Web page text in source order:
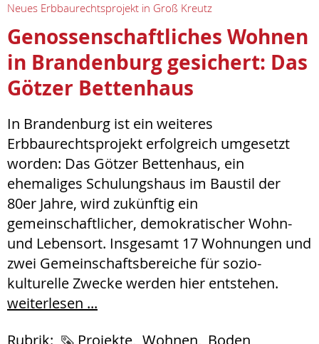
Neues Erbbaurechtsprojekt in Groß Kreutz
Genossenschaftliches Wohnen
in Brandenburg gesichert: Das
Götzer Bettenhaus
In Brandenburg ist ein weiteres
Erbbaurechtsprojekt erfolgreich umgesetzt
worden: Das Götzer Bettenhaus, ein
ehemaliges Schulungshaus im Baustil der
80er Jahre, wird zukünftig ein
gemeinschaftlicher, demokratischer Wohn-
und Lebensort. Insgesamt 17 Wohnungen und
zwei Gemeinschaftsbereiche für sozio-
kulturelle Zwecke werden hier entstehen.
weiterlesen ...